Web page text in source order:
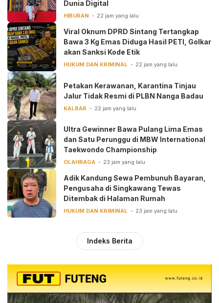
Dunia Digital ‎
HIBURAN 22 jam yang lalu
Viral Oknum DPRD Sintang Tertangkap
Bawa 3 Kg Emas Diduga Hasil PETI, Golkar
akan Sanksi Kode Etik
HUKUM DAN KRIMINAL 22 jam yang lalu
Petakan Kerawanan, Karantina Tinjau
Jalur Tidak Resmi di PLBN Nanga Badau
KALBAR 22 jam yang lalu
Ultra Gewinner Bawa Pulang Lima Emas
dan Satu Perunggu di MBW International
Taekwondo Championship
OLAHRAGA 23 jam yang lalu
Adik Kandung Sewa Pembunuh Bayaran,
Pengusaha di Singkawang Tewas
Ditembak di Halaman Rumah
HUKUM DAN KRIMINAL 23 jam yang lalu
Indeks Berita